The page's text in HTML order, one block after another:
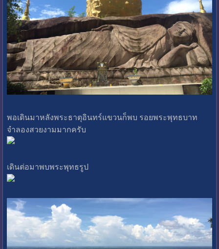
พอเดินมาหลังพระธาตุอินทร์แขวนก็พบ รอยพระพุทธบาท
จำลองสวยงามมากครับ
เดินต่อมาพบพระพุทธรูป